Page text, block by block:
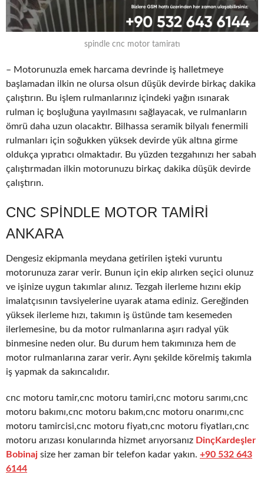
spindle cnc motor tamiratı
– Motorunuzla emek harcama devrinde iş halletmeye
başlamadan ilkin ne olursa olsun düşük devirde birkaç dakika
çalıştırın. Bu işlem rulmanlarınız içindeki yağın ısınarak
rulman iç boşluğuna yayılmasını sağlayacak, ve rulmanların
ömrü daha uzun olacaktır. Bilhassa seramik bilyalı fenermili
rulmanları için soğukken yüksek devirde yük altına girme
oldukça yıpratıcı olmaktadır. Bu yüzden tezgahınızı her sabah
çalıştırmadan ilkin motorunuzu birkaç dakika düşük devirde
çalıştırın.
CNC SPINDLE MOTOR TAMIRI
ANKARA
Dengesiz ekipmanla meydana getirilen işteki vuruntu
motorunuza zarar verir. Bunun için ekip alırken seçici olunuz
ve işinize uygun takımlar alınız. Tezgah ilerleme hızını ekip
imalatçısının tavsiyelerine uyarak atama ediniz. Gereğinden
yüksek ilerleme hızı, takımın iş üstünde tam kesemeden
ilerlemesine, bu da motor rulmanlarına aşırı radyal yük
binmesine neden olur. Bu durum hem takımınıza hem de
motor rulmanlarına zarar verir. Aynı şekilde körelmiş takımla
iş yapmak da sakıncalıdır.
cnc motoru tamir,cnc motoru tamiri,cnc motoru sarımı,cnc
motoru bakımı,cnc motoru bakım,cnc motoru onarımı,cnc
motoru tamircisi,cnc motoru fiyatı,cnc motoru fiyatları,cnc
motoru arızası konularında hizmet arıyorsanız DinçKardeşler
Bobinaj size her zaman bir telefon kadar yakın. +90 532 643
6144